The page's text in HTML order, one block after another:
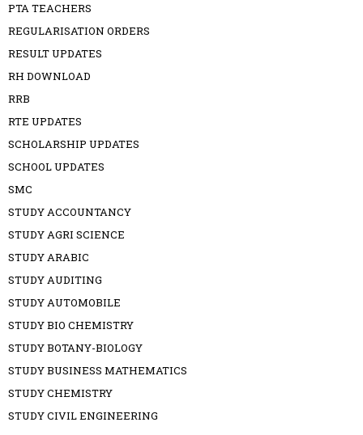
PTA TEACHERS
REGULARISATION ORDERS
RESULT UPDATES
RH DOWNLOAD
RRB
RTE UPDATES
SCHOLARSHIP UPDATES
SCHOOL UPDATES
SMC
STUDY ACCOUNTANCY
STUDY AGRI SCIENCE
STUDY ARABIC
STUDY AUDITING
STUDY AUTOMOBILE
STUDY BIO CHEMISTRY
STUDY BOTANY-BIOLOGY
STUDY BUSINESS MATHEMATICS
STUDY CHEMISTRY
STUDY CIVIL ENGINEERING